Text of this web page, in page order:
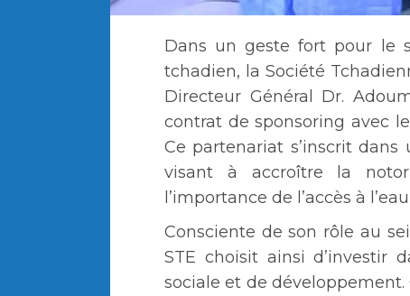
Dans un geste fort pour le
tchadien, la Société
Directeur Général Dr.
contrat de sponsoring avec
Ce partenariat s’inscrit
visant à accroître la
l’importance de l’accès à
Consciente de son rôle au
STE choisit ainsi d’investir
sociale et de développement.